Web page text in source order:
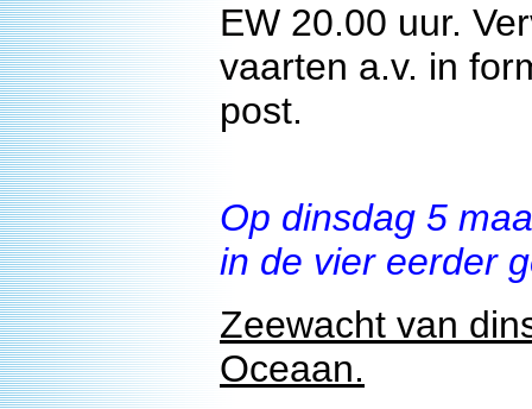
EW 20.00 uur.
vaarten a.v. in
post.
Op dinsdag 5
in de vier eerder
Zeewacht van
Oceaan.